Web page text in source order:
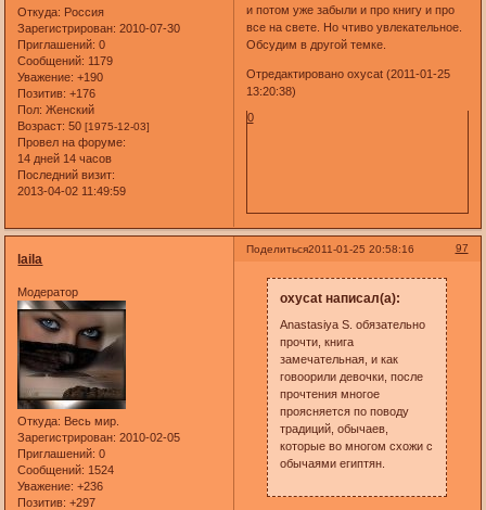
Откуда: Россия
Зарегистрирован: 2010-07-30
Приглашений: 0
Сообщений: 1179
Уважение: +190
Позитив: +176
Пол: Женский
Возраст: 50[1975-12-03]
Провел на форуме:
14 дней 14 часов
Последний визит:
2013-04-02 11:49:59
и потом уже забыли и про книгу и про
все на свете. Но чтиво увлекательное.
Обсудим в другой темке.
Отредактировано oxycat (2011-01-25
13:20:38)
0
Поделиться 97
2011-01-25 20:58:16
laila
Модератор
Откуда: Весь мир.
Зарегистрирован: 2010-02-05
Приглашений: 0
Сообщений: 1524
Уважение: +236
Позитив: +297
oxycat написал(а):
Anastasiya S. обязательно
прочти, книга
замечательная, и как
говоорили девочки, после
прочтения многое
проясняется по поводу
традиций, обычаев,
которые во многом схожи с
обычаями египтян.